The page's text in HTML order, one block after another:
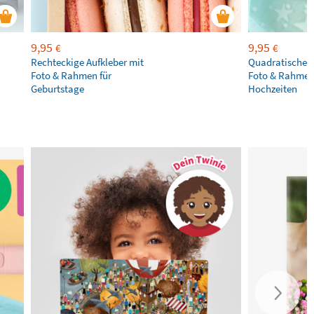
9,95 €
Rechteckige Aufkleber mit
Foto & Rahmen für
Geburtstage
9,95 €
Quadratische
Foto &
Hochzeiten